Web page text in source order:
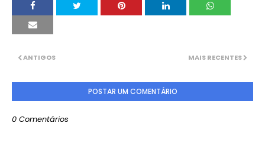
MAIS RECENTES
ANTIGOS
POSTAR UM COMENTÁRIO
0 Comentários